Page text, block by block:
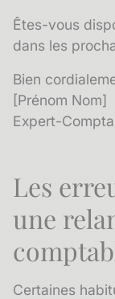
Êtes-vous
dans les
Bien
[Prénom Nom]
Expert-
Les
une
Certaines